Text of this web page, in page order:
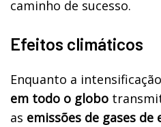
caminho de sucesso.
Efeitos climáticos
Enquanto a
em todo o globo
as emissões de gases de